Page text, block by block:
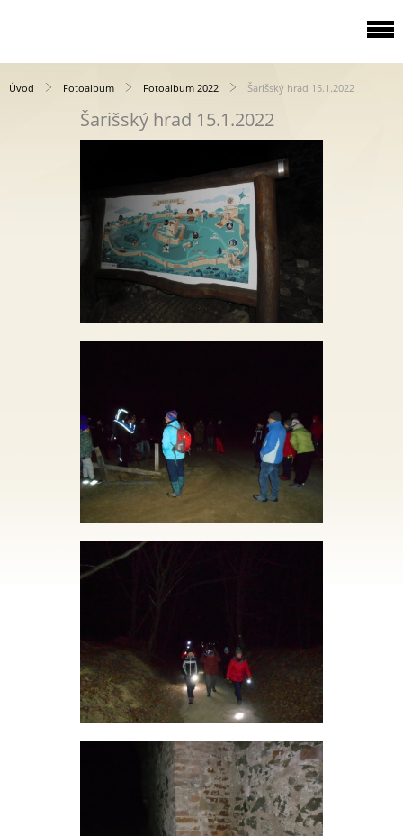
Úvod Fotoalbum Fotoalbum 2022 Šarišský hrad 15.1.2022
Šarišský hrad 15.1.2022